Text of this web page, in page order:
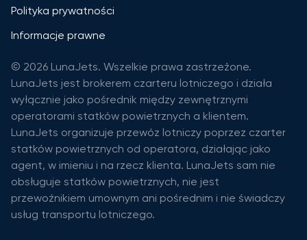
Polityka prywatności
Informacje prawne
© 2026 LunaJets. Wszelkie prawa zastrzeżone.
LunaJets jest brokerem czarteru lotniczego i działa
wyłącznie jako pośrednik między zewnętrznymi
operatorami statków powietrznych a klientem.
LunaJets organizuje przewóz lotniczy poprzez czarter
statków powietrznych od operatora, działając jako
agent, w imieniu i na rzecz klienta. LunaJets sam nie
obsługuje statków powietrznych, nie jest
przewoźnikiem umownym ani pośrednim i nie świadczy
usług transportu lotniczego.